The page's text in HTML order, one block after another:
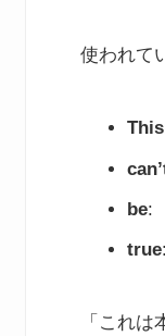
使われて
This
be:
true
「これ